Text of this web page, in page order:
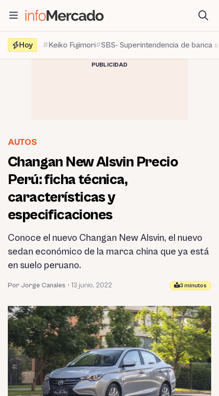
contenido
Hoy
Keiko Fujimori SBS- Superintendencia de banca
PUBLICIDAD
AUTOS
Changan New Alsvin Precio
Perú: ficha técnica,
características y
especificaciones
Conoce el nuevo Changan New Alsvin, el nuevo
sedan económico de la marca china que ya está
en suelo peruano.
Por Jorge Canales • 13 junio, 2022 3 minutos